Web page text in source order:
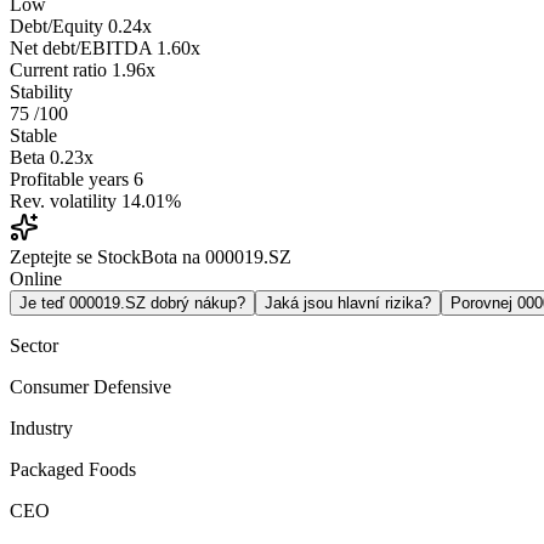
Low
Debt/Equity 0.24x
Net debt/EBITDA 1.60x
Current ratio 1.96x
Stability
75 /100
Stable
Beta 0.23x
Profitable years 6
Rev. volatility 14.01%
Zeptejte se StockBota na 000019.SZ
Online
Je teď 000019.SZ dobrý nákup? Jaká jsou hlavní rizika? Porovnej
Sector
Consumer Defensive
Industry
Packaged Foods
CEO